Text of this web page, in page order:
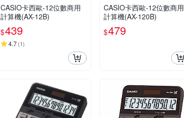
CASIO卡西歐-12位數商用
計算機(AX-12B)
$439
4.7(1)
CASIO卡西歐-12位數商用
計算機(AX-120B)
$479